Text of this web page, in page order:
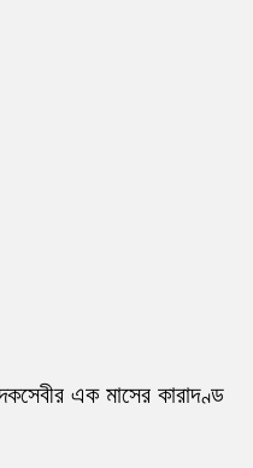
এক মাসের কারাদণ্ড